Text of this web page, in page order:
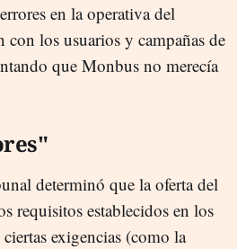
en la operativa del
los usuarios y campañas de
que Monbus no merecía
determinó que la oferta del
requisitos establecidos en los
exigencias (como la